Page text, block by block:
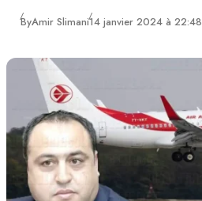
ByAmir Slimani14 janvier 2024 à 22:48